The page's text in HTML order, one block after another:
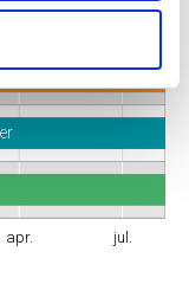
apr. jul.